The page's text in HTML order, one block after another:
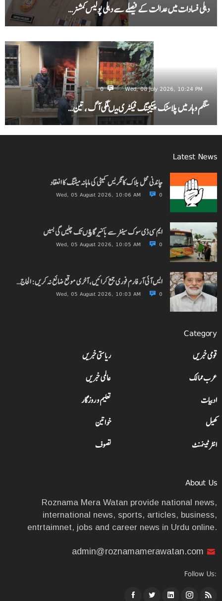
دہلی فسادات میں عدالت کے فیصلے سے دہلی پولیس کمشنر…
Wed, 08 July 2026, 10:24 PM
0
سنگم وہار میں پلاسٹک پیکیجنگ فیکٹری میںلگی آگ ، تین…
Latest News
چاندنی محل بلاک کانگریس کمیٹی کی ماہانہ میٹنگ کا انعقاد
Wed, 05 August 2026, 10:06 AM 0
ایم سی ڈی سوک سینٹر سے باکنیر گاﺅں تک چلیں گی بسیں
Wed, 05 August 2026, 10:05 AM 0
ایس آئی آر فارم فوری جمع کرائیں، آخری موقع ضائع نہ کریں: الحاج…
Wed, 05 August 2026, 10:03 AM 0
Category
قومی خبریں
ریاستی خبریں
عرب ممالک
عالمی خبریں
ادبیات
تعلیم و روزگار
کھیل
خواتین
انٹرٹینمنٹ
تصوف
About Us
Roznama Mera Watan provide national news,
international news, sports, articles, business,
entrtaimnet, jobs and career news in Urdu online.
admin@roznamamerawatan.com
Follow Us: